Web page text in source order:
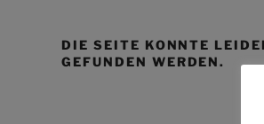
DIE SEITE KONNTE
GEFUNDEN WERDEN.